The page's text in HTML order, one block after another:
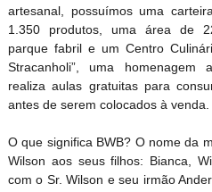
artesanal, possuímos uma
1.350 produtos, uma área de
parque fabril e um Centro
Stracanholi”, uma
realiza aulas gratuitas para
antes de serem colocados à venda.
O que significa BWB? O nome da
Wilson aos seus filhos: Bianca,
com o Sr. Wilson e seu irmão